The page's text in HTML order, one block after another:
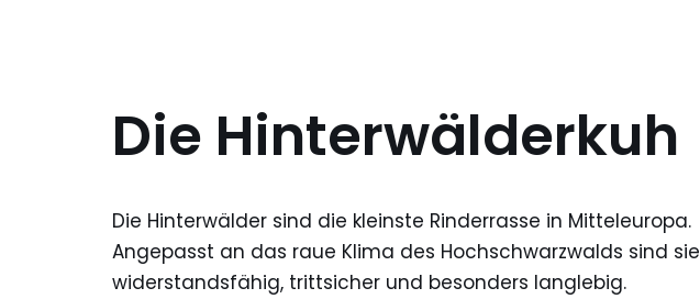
Die Hinterwälderkuh
Die Hinterwälder sind die kleinste Rinderrasse in Mitteleuropa.
Angepasst an das raue Klima des Hochschwarzwalds sind sie
widerstandsfähig, trittsicher und besonders langlebig.